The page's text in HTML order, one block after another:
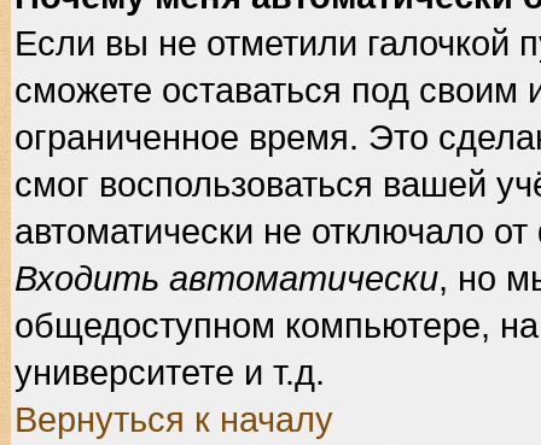
Если вы не отметили галочкой
сможете оставаться под
ограниченное время. Это
смог воспользоваться вашей
автоматически не отключало
Входить автоматически, но
общедоступном компьютере,
университете и т.д.
Вернуться к началу